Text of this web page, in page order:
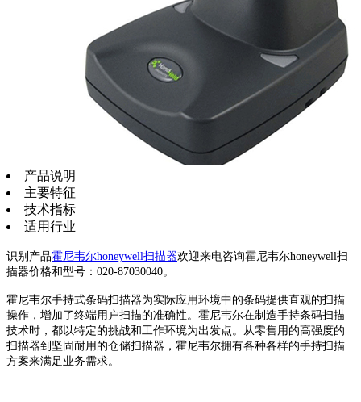
产品说明
主要特征
技术指标
适用行业
识别产品霍尼韦尔honeywell扫描器欢迎来电咨询霍尼韦尔honeywell扫
描器价格和型号：020-87030040。
霍尼韦尔手持式条码扫描器为实际应用环境中的条码提供直观的扫描
操作，增加了终端用户扫描的准确性。霍尼韦尔在制造手持条码扫描
技术时，都以特定的挑战和工作环境为出发点。从零售用的高强度的
扫描器到坚固耐用的仓储扫描器，霍尼韦尔拥有各种各样的手持扫描
方案来满足业务需求。